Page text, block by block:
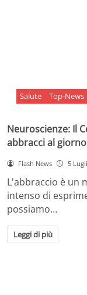
Salute Top-News
Neuroscienze: Il
abbracci al giorno
Flash News 5
L'abbraccio è un
intenso di
possiamo…
Leggi di più